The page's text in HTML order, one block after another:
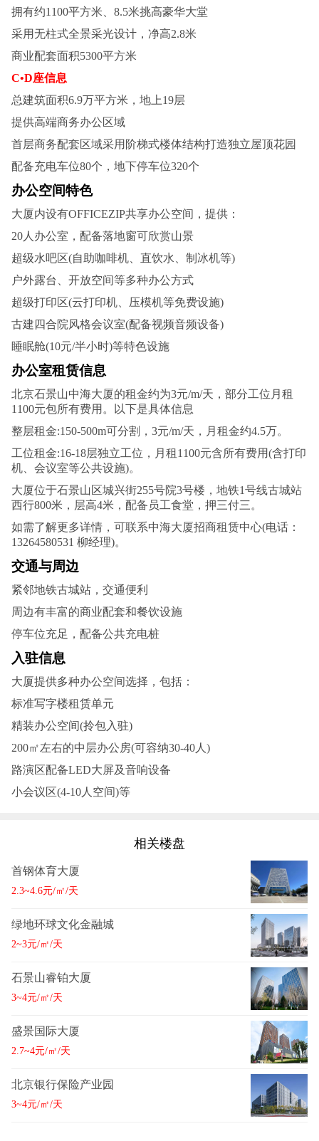
拥有约1100平方米、8.5米挑高豪华大堂
采用无柱式全景采光设计，净高2.8米
商业配套面积5300平方米‌
C•D座信息
总建筑面积6.9万平方米，地上19层
提供高端商务办公区域
首层商务配套区域采用阶梯式楼体结构打造独立屋顶花园
配备充电车位80个，地下停车位320个‌
办公空间特色
大厦内设有OFFICEZIP共享办公空间，提供：
20人办公室，配备落地窗可欣赏山景
超级水吧区(自助咖啡机、直饮水、制冰机等)
户外露台、开放空间等多种办公方式
超级打印区(云打印机、压模机等免费设施)
古建四合院风格会议室(配备视频音频设备)
睡眠舱(10元/半小时)等特色设施‌
办公室租赁信息
北京石景山中海大厦的租金约为3元/m/天，部分工位月租
1100元包所有费用。以下是具体信息
整层租金:150-500m可分割，3元/m/天，月租金约4.5万。
工位租金:16-18层独立工位，月租1100元含所有费用(含打印
机、会议室等公共设施)。
大厦位于石景山区城兴街255号院3号楼，地铁1号线古城站
西行800米，层高4米，配备员工食堂，押三付三。
如需了解更多详情，可联系中海大厦招商租赁中心(电话：
13264580531 柳经理)‌。
交通与周边
紧邻地铁古城站，交通便利
周边有丰富的商业配套和餐饮设施
停车位充足，配备公共充电桩‌
入驻信息
大厦提供多种办公空间选择，包括：
标准写字楼租赁单元
精装办公空间(拎包入驻)
200㎡左右的中层办公房(可容纳30-40人)
路演区配备LED大屏及音响设备
小会议区(4-10人空间)等‌
相关楼盘
首钢体育大厦
2.3~4.6元/㎡/天
绿地环球文化金融城
2~3元/㎡/天
石景山睿铂大厦
3~4元/㎡/天
盛景国际大厦
2.7~4元/㎡/天
北京银行保险产业园
3~4元/㎡/天